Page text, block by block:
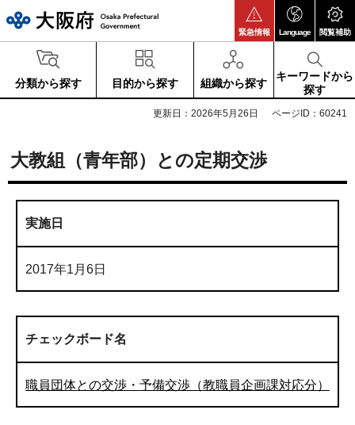
緊急情報 Language 閲覧補助
分類から探す 目的から探す 組織から探す
キーワードから
探す
更新日：2026年5月26日 ページID：60241
大教組（青年部）との定期交渉
実施日
2017年1月6日
チェックボード名
職員団体との交渉・予備交渉（教職員企画課対応分）